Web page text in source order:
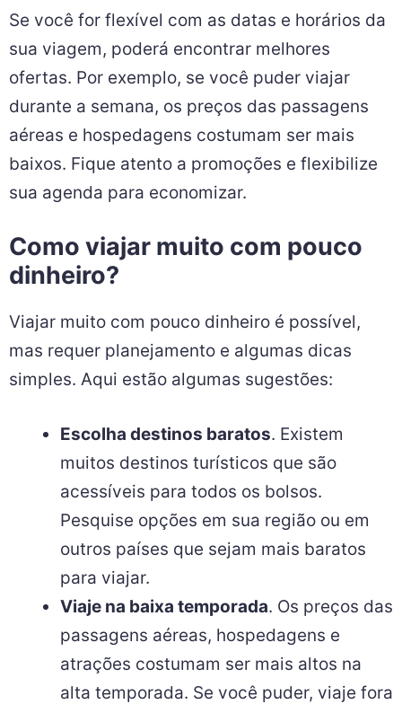
Se você for flexível com as datas e horários da
sua viagem, poderá encontrar melhores
ofertas. Por exemplo, se você puder viajar
durante a semana, os preços das passagens
aéreas e hospedagens costumam ser mais
baixos. Fique atento a promoções e flexibilize
sua agenda para economizar.
Como viajar muito com pouco
dinheiro?
Viajar muito com pouco dinheiro é possível,
mas requer planejamento e algumas dicas
simples. Aqui estão algumas sugestões:
Escolha destinos baratos. Existem
muitos destinos turísticos que são
acessíveis para todos os bolsos.
Pesquise opções em sua região ou em
outros países que sejam mais baratos
para viajar.
Viaje na baixa temporada. Os preços das
passagens aéreas, hospedagens e
atrações costumam ser mais altos na
alta temporada. Se você puder, viaje fora